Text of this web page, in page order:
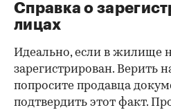
Справка о
лицах
Идеально, если в жилище
зарегистрирован. Верить
попросите продавца
подтвердить этот факт.